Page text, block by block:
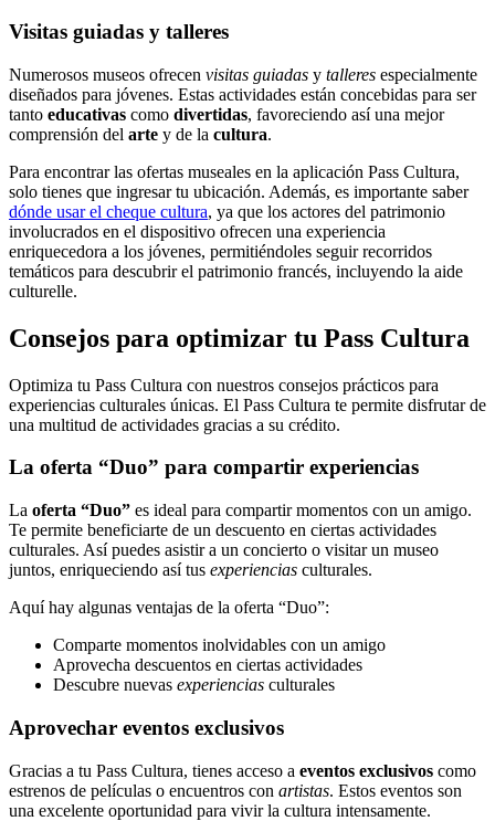
Visitas guiadas y talleres
Numerosos museos ofrecen visitas guiadas y talleres especialmente
diseñados para jóvenes. Estas actividades están concebidas para ser
tanto educativas como divertidas, favoreciendo así una mejor
comprensión del arte y de la cultura.
Para encontrar las ofertas museales en la aplicación Pass Cultura,
solo tienes que ingresar tu ubicación. Además, es importante saber
dónde usar el cheque cultura, ya que los actores del patrimonio
involucrados en el dispositivo ofrecen una experiencia
enriquecedora a los jóvenes, permitiéndoles seguir recorridos
temáticos para descubrir el patrimonio francés, incluyendo la aide
culturelle.
Consejos para optimizar tu Pass Cultura
Optimiza tu Pass Cultura con nuestros consejos prácticos para
experiencias culturales únicas. El Pass Cultura te permite disfrutar de
una multitud de actividades gracias a su crédito.
La oferta “Duo” para compartir experiencias
La oferta “Duo” es ideal para compartir momentos con un amigo.
Te permite beneficiarte de un descuento en ciertas actividades
culturales. Así puedes asistir a un concierto o visitar un museo
juntos, enriqueciendo así tus experiencias culturales.
Aquí hay algunas ventajas de la oferta “Duo”:
Comparte momentos inolvidables con un amigo
Aprovecha descuentos en ciertas actividades
Descubre nuevas experiencias culturales
Aprovechar eventos exclusivos
Gracias a tu Pass Cultura, tienes acceso a eventos exclusivos como
estrenos de películas o encuentros con artistas. Estos eventos son
una excelente oportunidad para vivir la cultura intensamente.